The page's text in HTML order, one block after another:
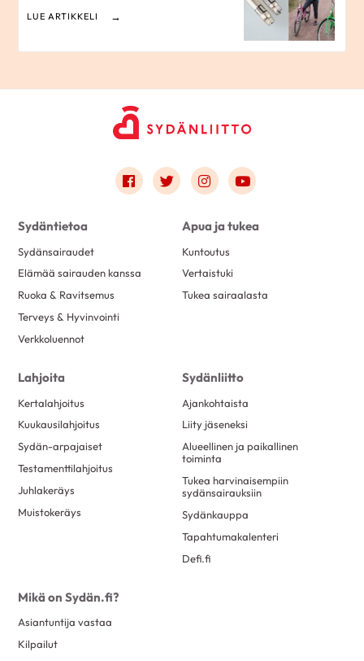
LUE ARTIKKELI
Link to facebook
Link to twitter
Link to instagram
Link to youtube
Sydäntietoa
Sydänsairaudet
Elämää sairauden kanssa
Ruoka & Ravitsemus
Terveys & Hyvinvointi
Verkkoluennot
Apua ja tukea
Kuntoutus
Vertaistuki
Tukea sairaalasta
Lahjoita
Kertalahjoitus
Kuukausilahjoitus
Sydän-arpajaiset
Testamenttilahjoitus
Juhlakeräys
Muistokeräys
Sydänliitto
Ajankohtaista
Liity jäseneksi
Alueellinen ja paikallinen
toiminta
Tukea harvinaisempiin
sydänsairauksiin
Sydänkauppa
Tapahtumakalenteri
Defi.fi
Mikä on Sydän.fi?
Asiantuntija vastaa
Kilpailut